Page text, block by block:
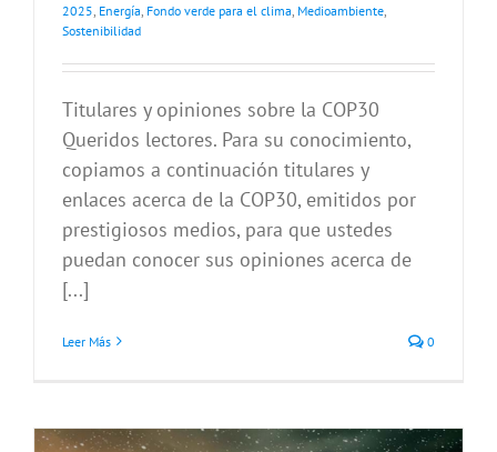
2025 Energía Fondo verde para el clima Medioambiente
Sostenibilidad
Titulares y opiniones sobre la COP30
Queridos lectores. Para su conocimiento,
copiamos a continuación titulares y
enlaces acerca de la COP30, emitidos por
prestigiosos medios, para que ustedes
puedan conocer sus opiniones acerca de
[...]
Leer Más 0